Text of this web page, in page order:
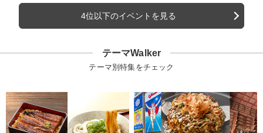
4位以下のイベントを見る
テーマWalker
テーマ別特集をチェック